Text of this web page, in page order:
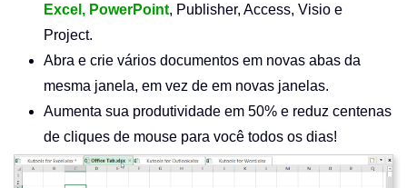
Excel, PowerPoint, Publisher, Access, Visio e
Project.
Abra e crie vários documentos em novas abas da
mesma janela, em vez de em novas janelas.
Aumenta sua produtividade em 50% e reduz centenas
de cliques de mouse para você todos os dias!